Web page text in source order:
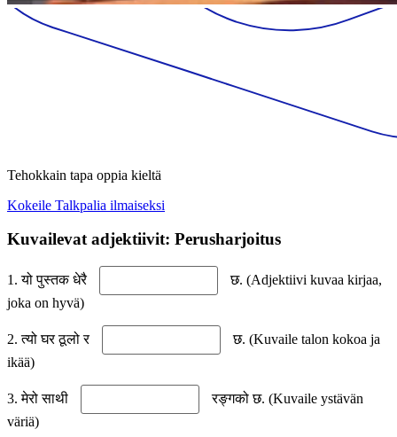
Tehokkain tapa oppia kieltä
Kokeile Talkpalia ilmaiseksi
Kuvailevat adjektiivit: Perusharjoitus
1. यो पुस्तक धेरै
छ. (Adjektiivi kuvaa kirjaa,
joka on hyvä)
2. त्यो घर ठूलो र
छ. (Kuvaile talon kokoa ja
ikää)
3. मेरो साथी
रङ्गको छ. (Kuvaile ystävän
väriä)